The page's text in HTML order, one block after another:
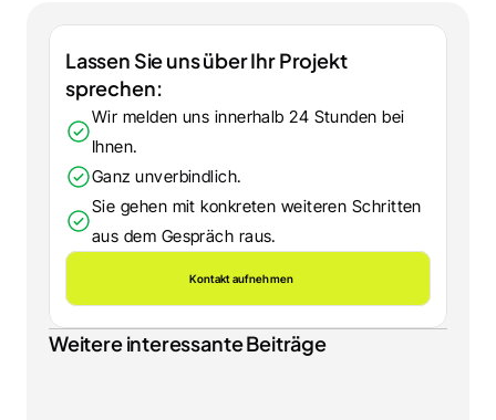
Lassen Sie uns über Ihr Projekt
sprechen:
Wir melden uns innerhalb 24 Stunden bei
Ihnen.
Ganz unverbindlich.
Sie gehen mit konkreten weiteren Schritten
aus dem Gespräch raus.
Kontakt aufnehmen
Weitere interessante Beiträge